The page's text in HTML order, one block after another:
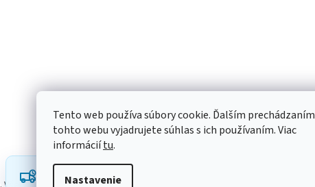
Tento web používa súbory cookie. Ďalším prechádzaním
tohto webu vyjadrujete súhlas s ich používaním. Viac
informáciítu.
Nastavenie
oneskorenie a ďakujeme za pochopenie.